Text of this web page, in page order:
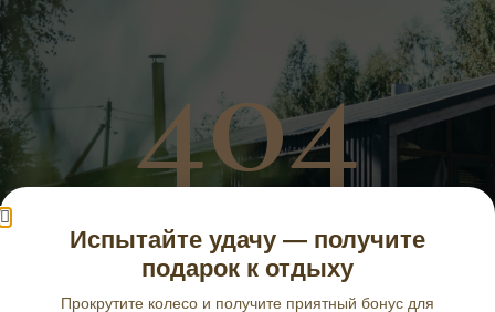
404
ТАКОЙ СТРАНИЦЫ НЕТ!
Испытайте удачу — получите
подарок к отдыху
Прокрутите колесо и получите приятный бонус для